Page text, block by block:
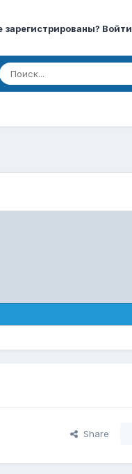
зарегистрированы? Войти
Share